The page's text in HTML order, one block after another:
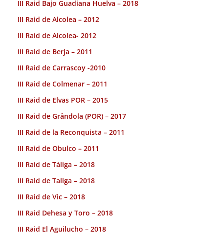
III Raid Bajo Guadiana Huelva – 2018
III Raid de Alcolea – 2012
III Raid de Alcolea- 2012
III Raid de Berja – 2011
III Raid de Carrascoy -2010
III Raid de Colmenar – 2011
III Raid de Elvas POR – 2015
III Raid de Grândola (POR) – 2017
III Raid de la Reconquista – 2011
III Raid de Obulco – 2011
III Raid de Táliga – 2018
III Raid de Taliga – 2018
III Raid de Vic – 2018
III Raid Dehesa y Toro – 2018
III Raid El Aguilucho – 2018